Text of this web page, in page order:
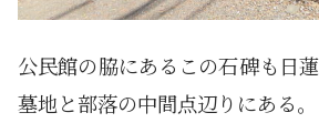
公民館の脇にあるこの石碑も日蓮
墓地と部落の中間点辺りにある。